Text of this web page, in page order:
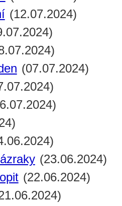
(12.07.2024)
(07.07.2024)
(23.06.2024)
(22.06.2024)